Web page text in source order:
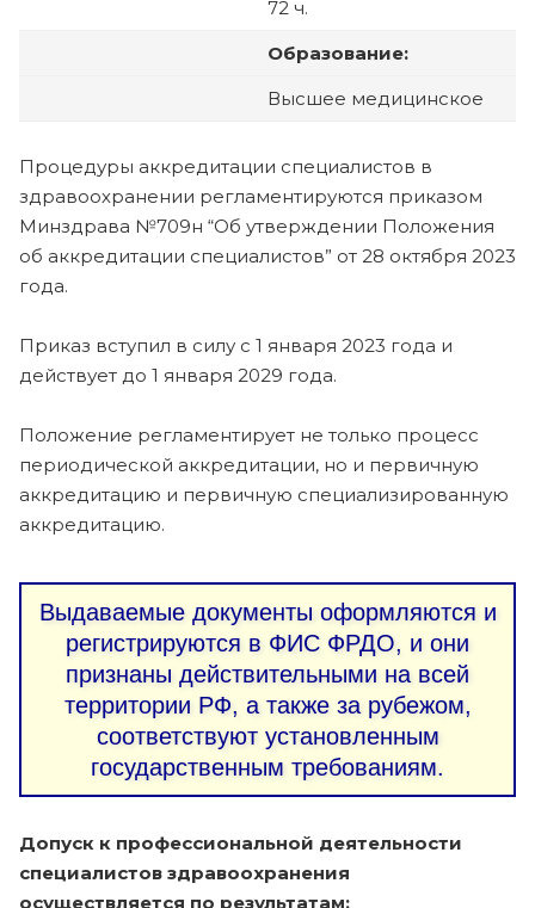
72 ч.
Образование:
Высшее медицинское
Процедуры аккредитации специалистов в
здравоохранении регламентируются приказом
Минздрава №709н “Об утверждении Положения
об аккредитации специалистов” от 28 октября 2023
года.
Приказ вступил в силу с 1 января 2023 года и
действует до 1 января 2029 года.
Положение регламентирует не только процесс
периодической аккредитации, но и первичную
аккредитацию и первичную специализированную
аккредитацию.
Выдаваемые документы оформляются и
регистрируются в ФИС ФРДО, и они
признаны действительными на всей
территории РФ, а также за рубежом,
соответствуют установленным
государственным требованиям.
Допуск к профессиональной деятельности
специалистов здравоохранения
осуществляется по результатам: